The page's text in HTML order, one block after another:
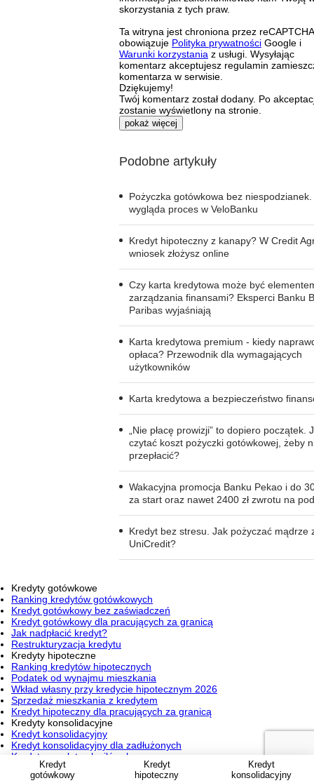
skorzystania z tych praw.
Ta witryna jest chroniona przez
obowiązuje Polityka prywatności Google i
Warunki korzystania z usługi. Wysyłając
komentarz akceptujesz regulamin
komentarza w serwisie.
Dziękujemy!
Twój komentarz został dodany. Po
zostanie wyświetlony na stronie.
pokaż więcej
Podobne artykuły
Pożyczka gotówkowa bez niespodzianek.
wygląda proces w VeloBanku
Kredyt hipoteczny z kanapy? W Credit
wniosek złożysz online
Czy karta kredytowa może być
zarządzania finansami? Eksperci Banku
Paribas wyjaśniają
Karta kredytowa premium - kiedy
opłaca? Przewodnik dla wymagających
użytkowników
Karta kredytowa a bezpieczeństwo
„Nie płacę prowizji” to dopiero początek.
czytać koszt pożyczki gotówkowej, żeby
przepłacić?
Wakacyjna promocja Banku Pekao i do
za start oraz nawet 2400 zł zwrotu na
Kredyt bez stresu. Jak pożyczać mądrze
UniCredit?
Kredyt
gotówkowy
Kredyt
hipoteczny
Kredyt
konsolidacyjny
Kredyty gotówkowe
Ranking kredytów gotówkowych
Kredyt gotówkowy bez zaświadczeń
Kredyt gotówkowy dla pracujących za granicą
Jak nadpłacić kredyt?
Restrukturyzacja kredytu
Kredyty hipoteczne
Ranking kredytów hipotecznych
Podatek od wynajmu mieszkania
Wkład własny przy kredycie hipotecznym 2026
Sprzedaż mieszkania z kredytem
Kredyt hipoteczny dla pracujących za granicą
Kredyty konsolidacyjne
Kredyt konsolidacyjny
Kredyt konsolidacyjny dla zadłużonych
Kredyt na spłatę chwilówek
Jak wyjść z długów?
Przeniesienie kredytu konsolidacyjnego do innego banku